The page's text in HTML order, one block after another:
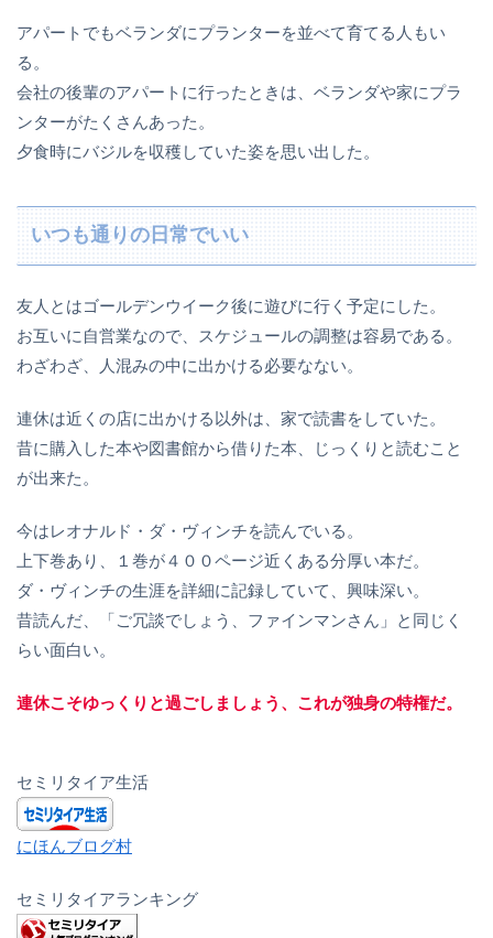
アパートでもベランダにプランターを並べて育てる人もい
る。
会社の後輩のアパートに行ったときは、ベランダや家にプラ
ンターがたくさんあった。
夕食時にバジルを収穫していた姿を思い出した。
いつも通りの日常でいい
友人とはゴールデンウイーク後に遊びに行く予定にした。
お互いに自営業なので、スケジュールの調整は容易である。
わざわざ、人混みの中に出かける必要なない。
連休は近くの店に出かける以外は、家で読書をしていた。
昔に購入した本や図書館から借りた本、じっくりと読むこと
が出来た。
今はレオナルド・ダ・ヴィンチを読んでいる。
上下巻あり、１巻が４００ページ近くある分厚い本だ。
ダ・ヴィンチの生涯を詳細に記録していて、興味深い。
昔読んだ、「ご冗談でしょう、ファインマンさん」と同じく
らい面白い。
連休こそゆっくりと過ごしましょう、これが独身の特権だ。
セミリタイア生活
にほんブログ村
セミリタイアランキング